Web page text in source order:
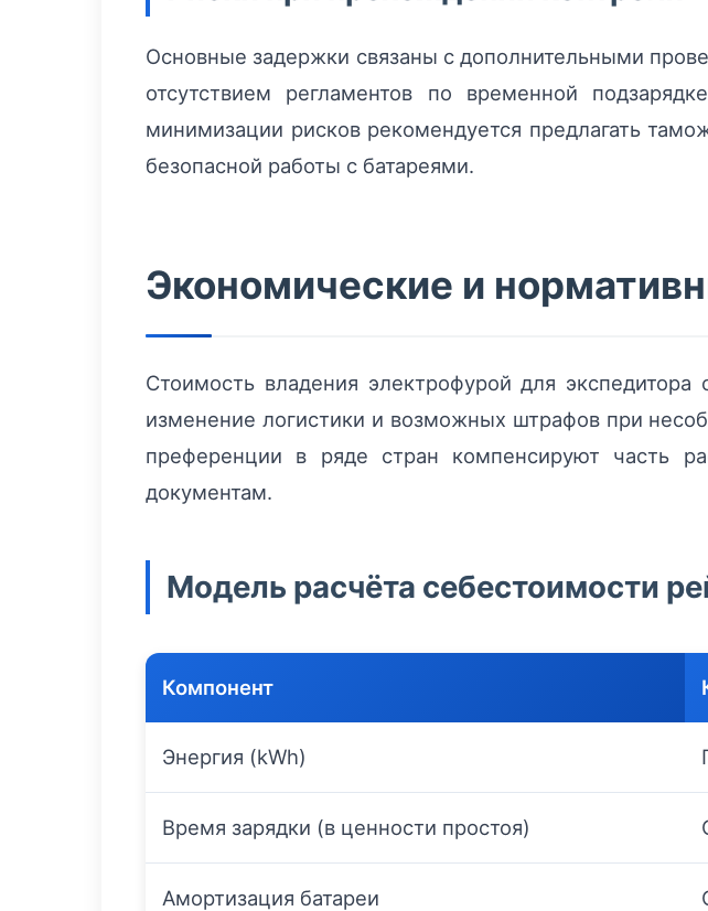
Основные задержки связаны с дополнительными
отсутствием регламентов по временной
минимизации рисков рекомендуется предлагать
безопасной работы с батареями.
Экономические и
Стоимость владения электрофурой для экспедитора
изменение логистики и возможных штрафов при
преференции в ряде стран компенсируют часть
документам.
Модель расчёта себестоимости
Компонент
Энергия (kWh)
Время зарядки (в ценности простоя)
Амортизация батареи